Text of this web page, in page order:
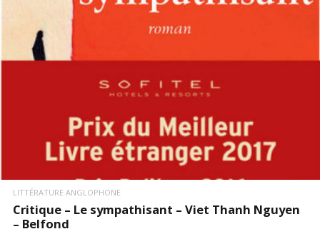
LITTÉRATURE ANGLOPHONE
Critique – Le sympathisant – Viet Thanh Nguyen
– Belfond